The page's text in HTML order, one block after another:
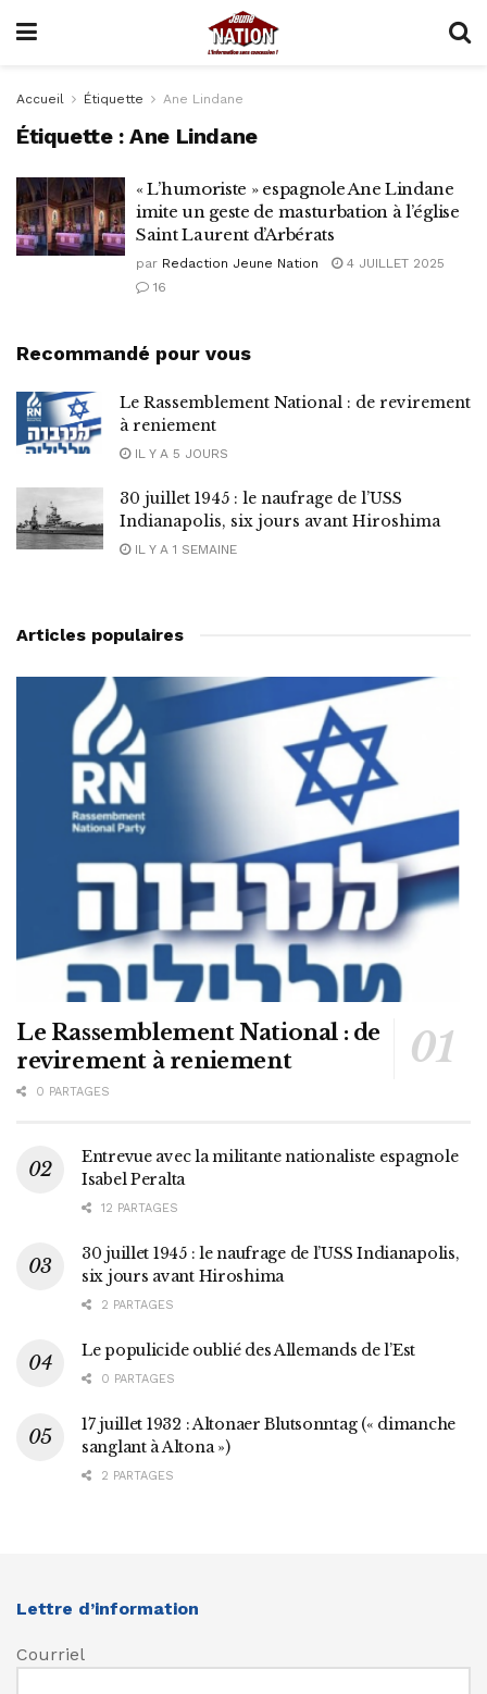
Accueil Étiquette Ane Lindane
Étiquette :Ane Lindane
« L’humoriste » espagnole Ane Lindane
imite un geste de masturbation à l’église
Saint Laurent d’Arbérats
par Redaction Jeune Nation
4 JUILLET 2025
16
Recommandé pour vous
Le Rassemblement National : de revirement
à reniement
IL Y A 5 JOURS
30 juillet 1945 : le naufrage de l’USS
Indianapolis, six jours avant Hiroshima
IL Y A 1 SEMAINE
Articles populaires
Le Rassemblement National : de
revirement à reniement
0 PARTAGES
Entrevue avec la militante nationaliste espagnole
Isabel Peralta
12 PARTAGES
30 juillet 1945 : le naufrage de l’USS Indianapolis,
six jours avant Hiroshima
2 PARTAGES
Le populicide oublié des Allemands de l’Est
0 PARTAGES
17 juillet 1932 : Altonaer Blutsonntag (« dimanche
sanglant à Altona »)
2 PARTAGES
Lettre d’information
Courriel